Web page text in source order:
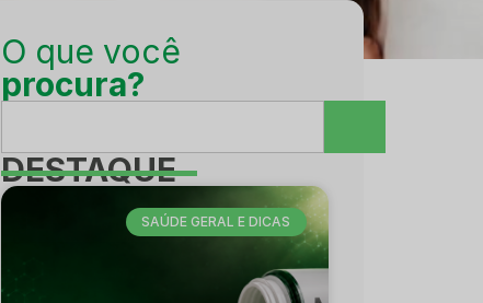
O que você
procura?
DESTAQUE
SAÚDE GERAL E DICAS